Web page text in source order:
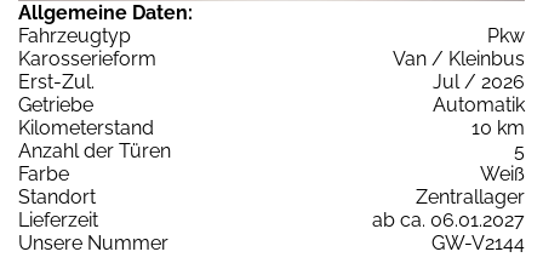
Allgemeine Daten:
Fahrzeugtyp
Pkw
Karosserieform
Van / Kleinbus
Erst-Zul.
Jul / 2026
Getriebe
Automatik
Kilometerstand
10 km
Anzahl der Türen
5
Farbe
Weiß
Standort
Zentrallager
Lieferzeit
ab ca. 06.01.2027
Unsere Nummer
GW-V2144